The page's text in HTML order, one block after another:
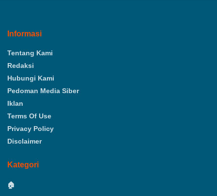
Informasi
Tentang Kami
Redaksi
Hubungi Kami
Pedoman Media Siber
Iklan
Terms Of Use
Privacy Policy
Disclaimer
Kategori
🏠